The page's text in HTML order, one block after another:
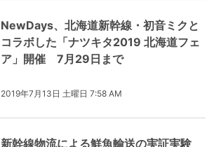
NewDays、北海道新幹線・初音ミクと
コラボした「ナツキタ2019 北海道フェ
ア」開催 7月29日まで
2019年7月13日 土曜日 7:58 AM
新幹線物流による鮮魚輸送の実証実験